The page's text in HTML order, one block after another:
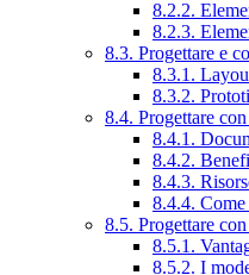
8.2.2.
8.2.3.
8.3. Progettare e
8.3.1.
8.3.2.
8.4. Progettare
8.4.1.
8.4.2.
8.4.3.
8.4.4.
8.5. Progettare
8.5.1.
8.5.2. I